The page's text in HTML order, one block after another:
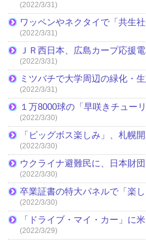
(2022/3/31)
ワッペンやネクタイで「共生
(2022/3/31)
ＪＲ西日本、広島カープ応援
(2022/3/31)
ミツバチで大学周辺の緑化・
(2022/3/31)
１万8000球の「早咲きチュー
(2022/3/30)
「ビッグボス楽しみ」、札幌
(2022/3/30)
ウクライナ避難民に、日本財
(2022/3/30)
卒業証書の特大パネルで「楽し
(2022/3/30)
「ドライブ・マイ・カー」に
(2022/3/29)